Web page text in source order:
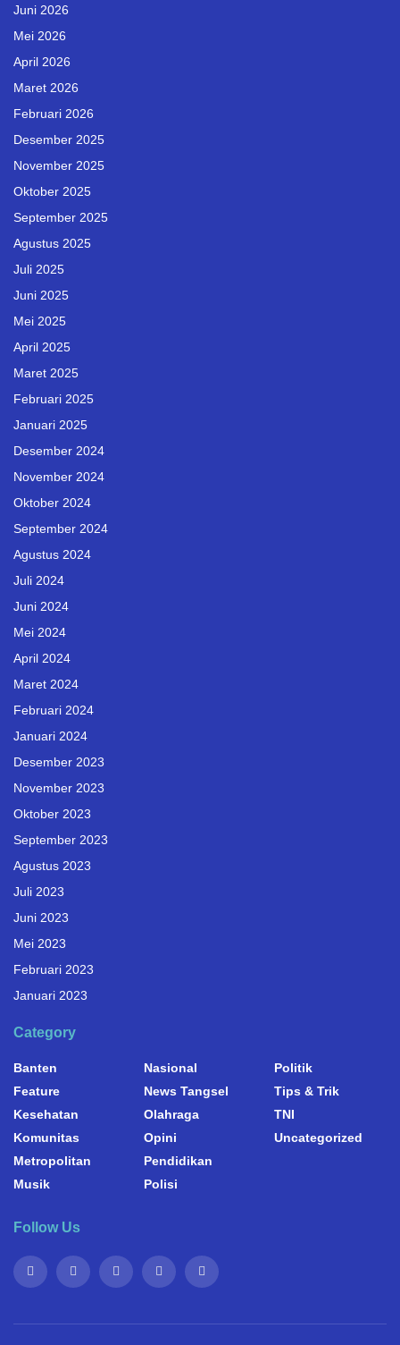
Juni 2026
Mei 2026
April 2026
Maret 2026
Februari 2026
Desember 2025
November 2025
Oktober 2025
September 2025
Agustus 2025
Juli 2025
Juni 2025
Mei 2025
April 2025
Maret 2025
Februari 2025
Januari 2025
Desember 2024
November 2024
Oktober 2024
September 2024
Agustus 2024
Juli 2024
Juni 2024
Mei 2024
April 2024
Maret 2024
Februari 2024
Januari 2024
Desember 2023
November 2023
Oktober 2023
September 2023
Agustus 2023
Juli 2023
Juni 2023
Mei 2023
Februari 2023
Januari 2023
Category
Banten
Feature
Kesehatan
Komunitas
Metropolitan
Musik
Nasional
News Tangsel
Olahraga
Opini
Pendidikan
Polisi
Politik
Tips & Trik
TNI
Uncategorized
Follow Us